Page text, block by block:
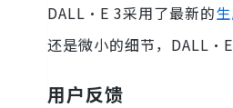
DALL·E 3采用了最新的
还是微小的细节，
用户反馈